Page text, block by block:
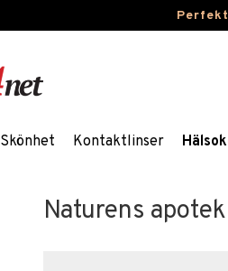
Skönhet Kontaktlinser
Naturens apotek